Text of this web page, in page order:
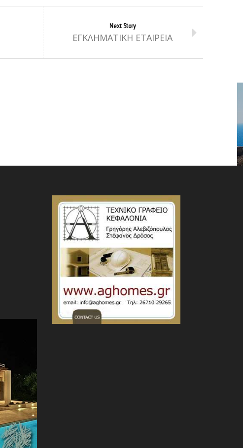
Next Story
ΕΓΚΛΗΜΑΤΙΚΗ ΕΤΑΙΡΕΙΑ